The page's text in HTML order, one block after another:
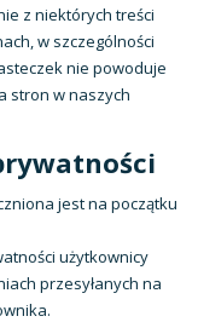
z niektórych treści
w szczególności
nie powoduje
stron w naszych
jest na początku
użytkownicy
przesyłanych na